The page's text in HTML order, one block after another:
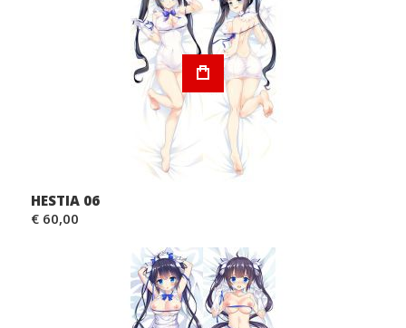
HESTIA 06
€ 60,00